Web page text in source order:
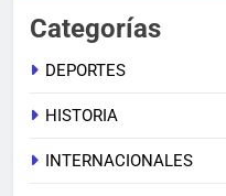
Categorías
DEPORTES
HISTORIA
INTERNACIONALES